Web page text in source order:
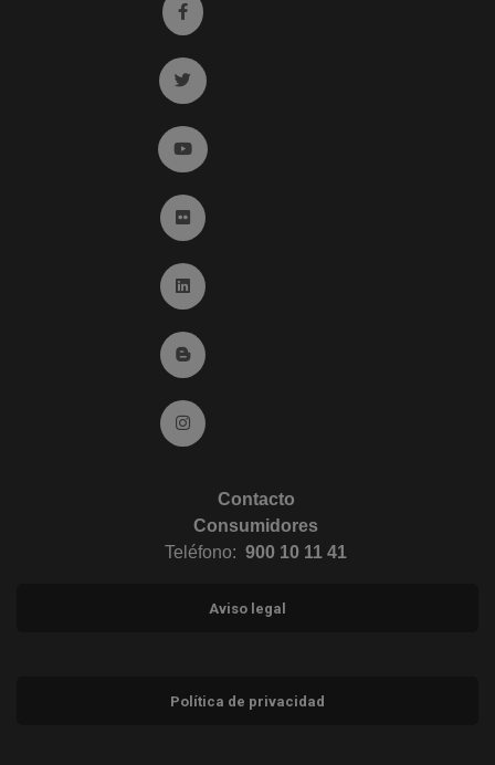
Ir a facebook (abre en ventana nueva)
Ir a twitter (abre en ventana nueva)
Ir a YouTube (abre en ventana nueva)
Ir a Flickr (abre en ventana nueva)
Ir a Linkedin (abre en ventana nueva)
Ir al Blog (abre en ventana nueva)
Ir a Instagram (abre en ventana nueva)
Contacto
Consumidores
Teléfono: 900 10 11 41
Aviso legal
Política de privacidad